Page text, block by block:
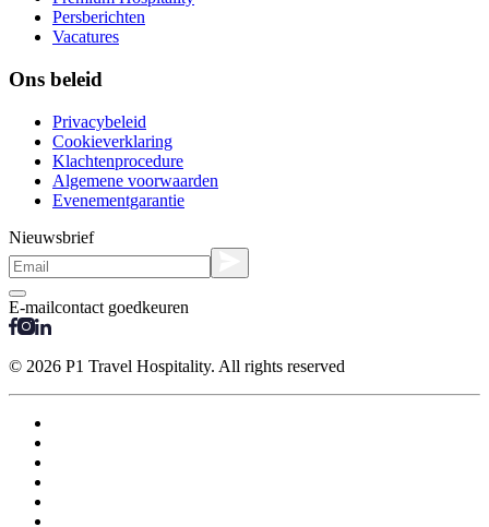
Persberichten
Vacatures
Ons beleid
Privacybeleid
Cookieverklaring
Klachtenprocedure
Algemene voorwaarden
Evenementgarantie
Nieuwsbrief
E-mailcontact goedkeuren
© 2026 P1 Travel Hospitality. All rights reserved